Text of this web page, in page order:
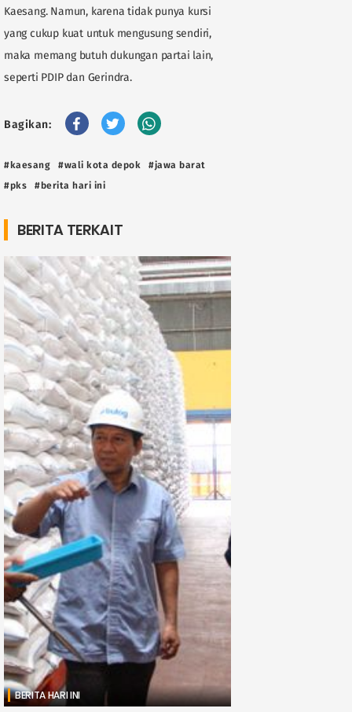
Kaesang. Namun, karena tidak punya kursi
yang cukup kuat untuk mengusung sendiri,
maka memang butuh dukungan partai lain,
seperti PDIP dan Gerindra.
Bagikan:
#kaesang #wali kota depok
#jawa barat
#pks
#berita hari ini
BERITA TERKAIT
BERITA HARI INI